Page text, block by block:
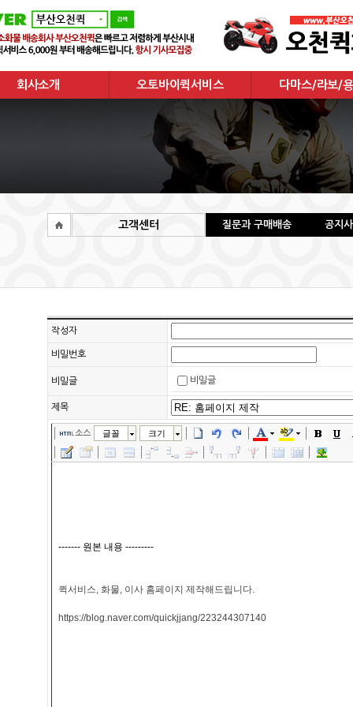
회사소개 오토바이퀵서비스
오토바이퀵서비스
다마스/라보/
다마스/라보/용
고객센터 질문과 구매배송 공지
작성자
비밀번호
비밀글 비밀글
제목
소스 글꼴 크기